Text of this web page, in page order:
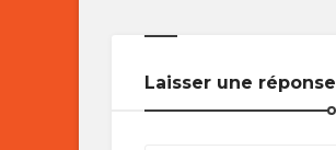
Laisser une réponse